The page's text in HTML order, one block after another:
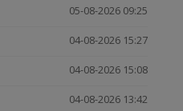
05-08-2026 09:25
04-08-2026 15:27
04-08-2026 15:08
04-08-2026 13:42